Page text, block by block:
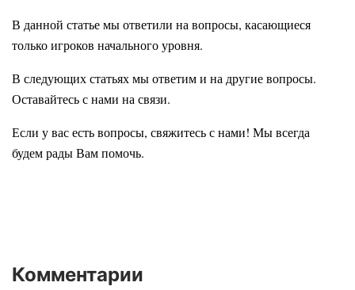
В данной статье мы ответили на вопросы, касающиеся
только игроков начального уровня.
В следующих статьях мы ответим и на другие вопросы.
Оставайтесь с нами на связи.
Если у вас есть вопросы, свяжитесь с нами! Мы всегда
будем рады Вам помочь.
Комментарии